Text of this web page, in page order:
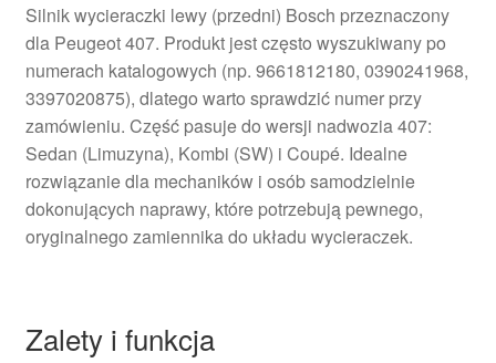
Silnik wycieraczki lewy (przedni) Bosch przeznaczony
dla Peugeot 407. Produkt jest często wyszukiwany po
numerach katalogowych (np. 9661812180, 0390241968,
3397020875), dlatego warto sprawdzić numer przy
zamówieniu. Część pasuje do wersji nadwozia 407:
Sedan (Limuzyna), Kombi (SW) i Coupé. Idealne
rozwiązanie dla mechaników i osób samodzielnie
dokonujących naprawy, które potrzebują pewnego,
oryginalnego zamiennika do układu wycieraczek.
Zalety i funkcja